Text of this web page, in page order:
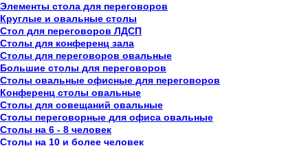
Элементы стола для переговоров
Круглые и овальные столы
Стол для переговоров ЛДСП
Столы для конференц зала
Столы для переговоров овальные
Большие столы для переговоров
Столы овальные офисные для переговоров
Конференц столы овальные
Столы для совещаний овальные
Столы переговорные для офиса овальные
Столы на 6 - 8 человек
Столы на 10 и более человек